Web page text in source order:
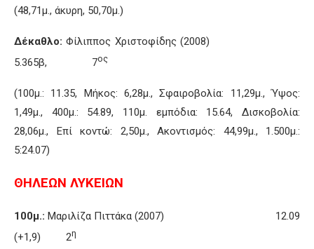
(48,71μ., άκυρη, 50,70μ.)
Δέκαθλο: Φίλιππος Χριστοφίδης (2008)
5.365β, 7ος
(100μ.: 11.35, Μήκος: 6,28μ., Σφαιροβολία: 11,29μ., Ύψος:
1,49μ., 400μ.: 54.89, 110μ. εμπόδια: 15.64, Δισκοβολία:
28,06μ., Επί κοντώ: 2,50μ., Ακοντισμός: 44,99μ., 1.500μ.:
5:24.07)
ΘΗΛΕΩΝ ΛΥΚΕΙΩΝ
100μ.: Μαριλίζα Πιττάκα (2007) 12.09
(+1,9) 2η